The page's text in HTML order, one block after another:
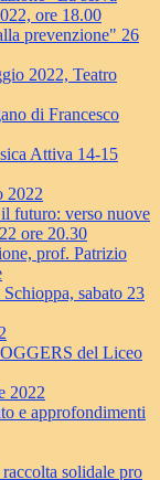
ore 18.00
prevenzione" 26
2022, Teatro
di Francesco
Attiva 14-15
2022
futuro: verso nuove
ore 20.30
prof. Patrizio
sabato 23
del Liceo
2022
e approfondimenti
solidale pro